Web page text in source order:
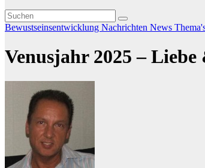
Bewustseinsentwicklung Nachrichten News
Venusjahr 2025 –